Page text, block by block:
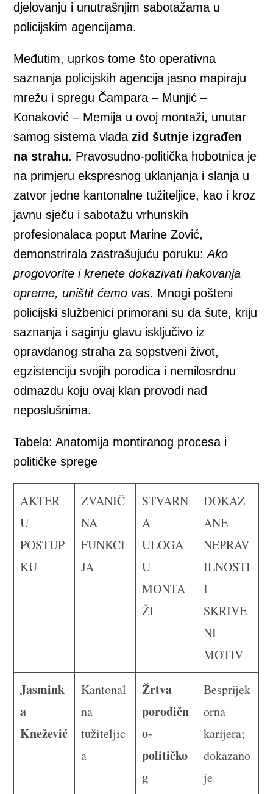
djelovanju i unutrašnjim sabotažama u
policijskim agencijama.
Međutim, uprkos tome što operativna
saznanja policijskih agencija jasno mapiraju
mrežu i spregu Čampara – Munjić –
Konaković – Memija u ovoj montaži, unutar
samog sistema vladazid šutnje izgrađen
na strahu. Pravosudno-politička hobotnica je
na primjeru ekspresnog uklanjanja i slanja u
zatvor jedne kantonalne tužiteljice, kao i kroz
javnu sječu i sabotažu vrhunskih
profesionalaca poput Marine Zović,
demonstrirala zastrašujuću poruku:Ako
progovorite i krenete dokazivati hakovanja
opreme, uništit ćemo vas. Mnogi pošteni
policijski službenici primorani su da šute, kriju
saznanja i saginju glavu isključivo iz
opravdanog straha za sopstveni život,
egzistenciju svojih porodica i nemilosrdnu
odmazdu koju ovaj klan provodi nad
neposlušnima.
Tabela: Anatomija montiranog procesa i
političke sprege
AKTER
U
POSTUP
KU
ZVANIČ
NA
FUNKCI
JA
STVARN
A
ULOGA
U
MONTA
ŽI
DOKAZ
ANE
NEPRAV
ILNOSTI
I
SKRIVE
NI
MOTIV
Jasmink
a
Knežević
Kantonal
na
tužiteljic
a
Žrtva
porodičn
o-
političko
g
Besprijek
orna
karijera;
dokazano
je